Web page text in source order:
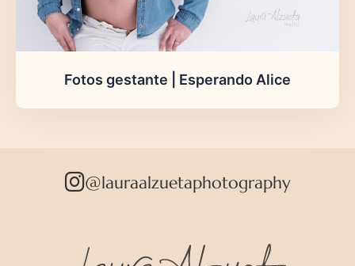
Fotos gestante | Esperando Alice
@lauraalzuetaphotography